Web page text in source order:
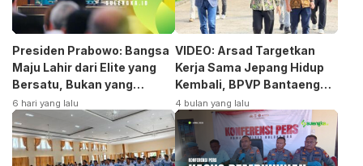
Presiden Prabowo: Bangsa
Maju Lahir dari Elite yang
Bersatu, Bukan yang
Terpecah
6 hari yang lalu
VIDEO: Arsad Targetkan
Kerja Sama Jepang Hidup
Kembali, BPVP Bantaeng
Siap Bangkitkan Jurusan
Otomotif
4 bulan yang lalu